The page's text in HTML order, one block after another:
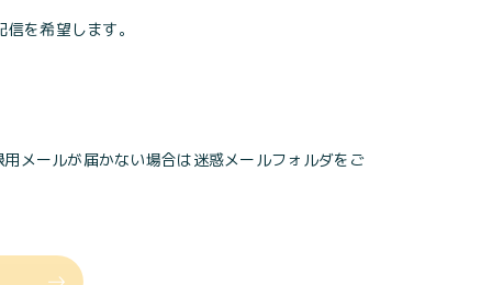
を希望します。
ールが届かない場合は迷惑メールフォルダをご